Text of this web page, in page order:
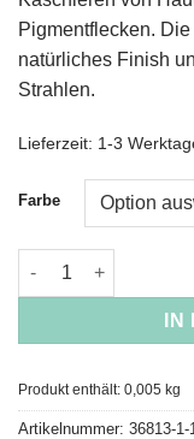
Pigmentflecken.
natürliches Finish
Strahlen.
Lieferzeit: 1-3
Farbe
NIOBLU MK PRO
Produkt enthält: 0,005 kg
Artikelnummer: 36813-1-1